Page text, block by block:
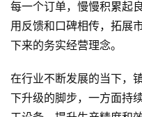
每一个订单，慢慢积累起
用反馈和口碑相传，拓展
下来的务实经营理念。
在行业不断发展的当下，
下升级的脚步，一方面持